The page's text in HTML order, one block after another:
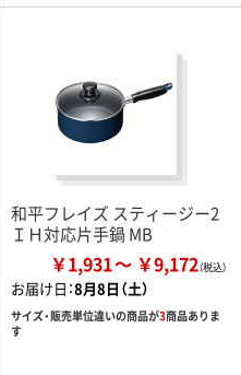
和平フレイズ スティージー2
ＩＨ対応片手鍋 MB
￥1,931 ￥9,172
お届け日：8月8日（土）
サイズ・販売単位違いの商品が3商品ありま
す